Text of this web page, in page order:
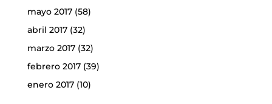
mayo 2017(58)
abril 2017(32)
marzo 2017(32)
febrero 2017(39)
enero 2017(10)